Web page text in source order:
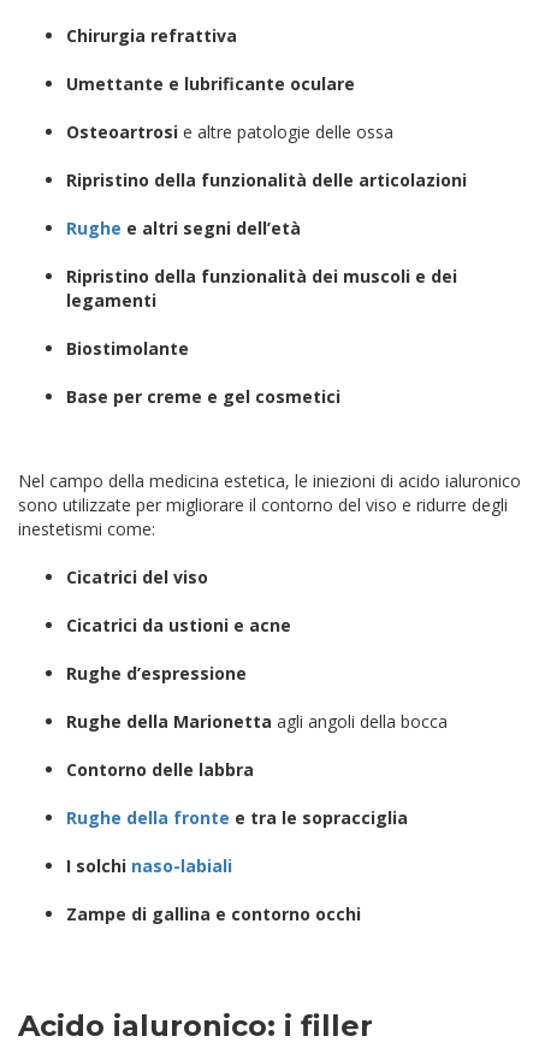
Chirurgia refrattiva
Umettante e lubrificante oculare
Osteoartrosi e altre patologie delle ossa
Ripristino della funzionalità delle articolazioni
Rughe e altri segni dell’età
Ripristino della funzionalità dei muscoli e dei
legamenti
Biostimolante
Base per creme e gel cosmetici
Nel campo della medicina estetica, le iniezioni di acido ialuronico
sono utilizzate per migliorare il contorno del viso e ridurre degli
inestetismi come:
Cicatrici del viso
Cicatrici da ustioni e acne
Rughe d’espressione
Rughe della Marionetta agli angoli della bocca
Contorno delle labbra
Rughe della fronte e tra le sopracciglia
I solchi naso-labiali
Zampe di gallina e contorno occhi
Acido ialuronico: i filler